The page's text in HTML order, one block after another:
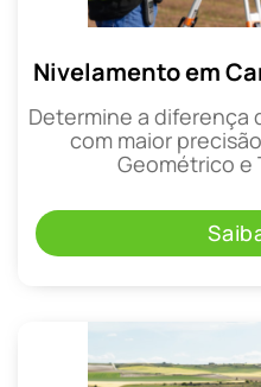
Nivelamento em
Determine a diferença
com maior
Geométrico e